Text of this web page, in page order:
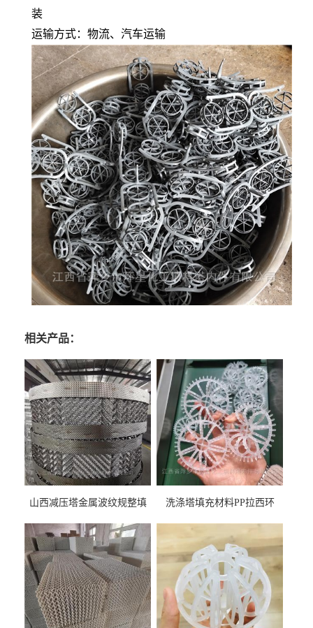
装
运输方式：物流、汽车运输
相关产品：
山西减压塔金属波纹规整填
料
洗涤塔填充材料PP拉西环